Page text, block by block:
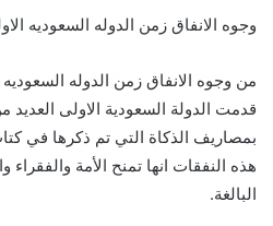
وجوه الانفاق زمن الدوله السعوديه
من وجوه الانفاق زمن الدوله السعوديه
قدمت الدولة السعودية الاولى العديد
بمصاريف الذكاة التي تم ذكرها في
هذه النفقات انها تمنح الأمة والفقراء
البالغة.